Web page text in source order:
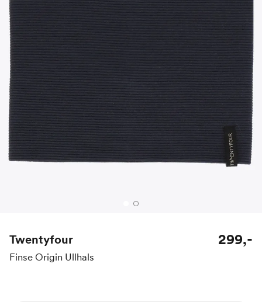
Twentyfour
Finse Origin Ullhals
299,-